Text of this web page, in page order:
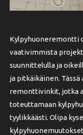
Kylpyhuoneremontti
vaativimmista
suunnittelulla ja
ja pitkäikäinen.
remonttivinkit, jotka
toteuttamaan
tyylikkäästi. Olipa